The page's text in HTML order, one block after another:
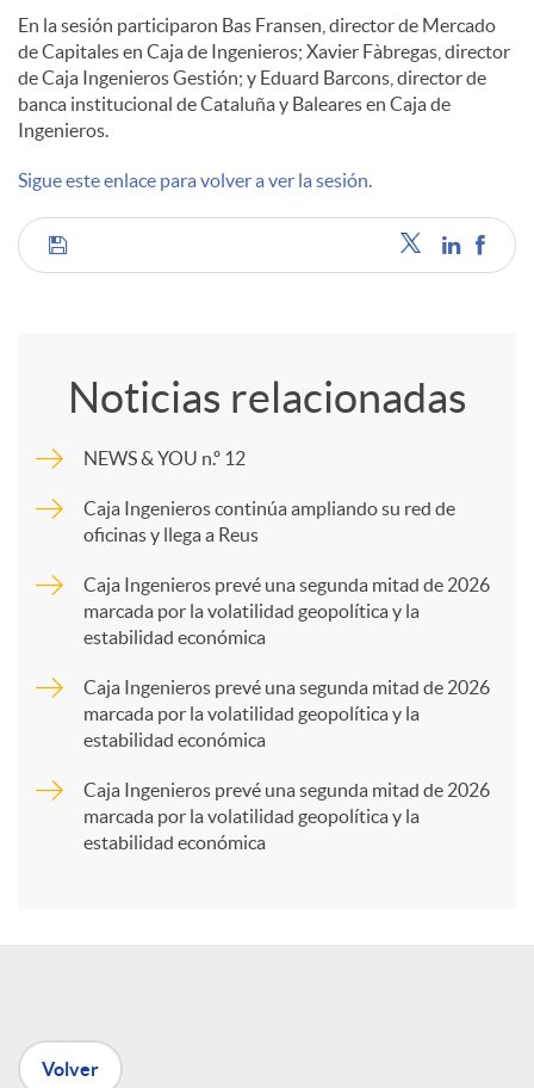
n
i
d
o
En la sesión participaron Bas Fransen, director de Mercado
de Capitales en Caja de Ingenieros; Xavier Fàbregas, director
de Caja Ingenieros Gestión; y Eduard Barcons, director de
banca institucional de Cataluña y Baleares en Caja de
Ingenieros.
Sigue este enlace para volver a ver la sesión.
C
p
a
n
Noticias relacionadas
NEWS & YOU n.º 12
Caja Ingenieros continúa ampliando su red de
oficinas y llega a Reus
Caja Ingenieros prevé una segunda mitad de 2026
marcada por la volatilidad geopolítica y la
estabilidad económica
Caja Ingenieros prevé una segunda mitad de 2026
marcada por la volatilidad geopolítica y la
estabilidad económica
Caja Ingenieros prevé una segunda mitad de 2026
marcada por la volatilidad geopolítica y la
estabilidad económica
Volver